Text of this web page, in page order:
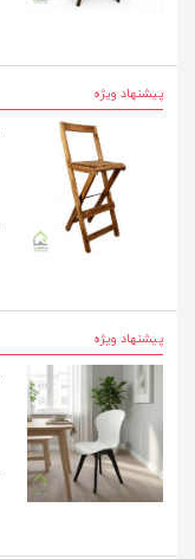
پیشنهاد ویژه
پیشنهاد ویژه